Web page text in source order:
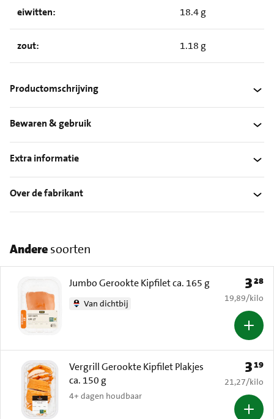
eiwitten: 18.4 g
zout: 1.18 g
Productomschrijving
Bewaren & gebruik
Extra informatie
Over de fabrikant
Anderesoorten
Jumbo Gerookte Kipfilet ca. 165 g
Van dichtbij
Prijs:
328
€ 19,89 per
19,89/kilo
Vergrill Gerookte Kipfilet Plakjes
ca. 150 g
4+ dagen houdbaar
Prijs:
319
€ 21,27 per
21,27/kilo